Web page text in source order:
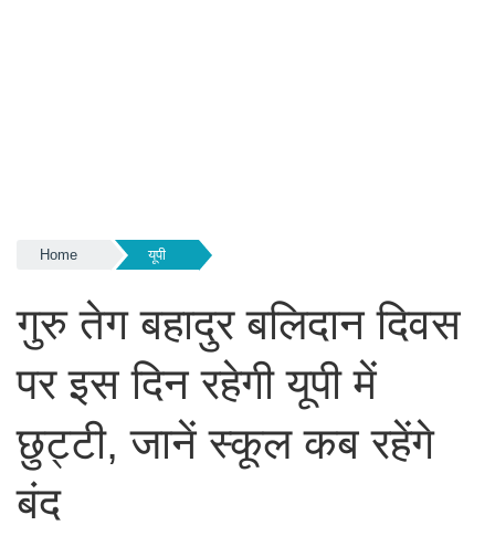
Home यूपी
गुरु तेग बहादुर बलिदान दिवस
पर इस दिन रहेगी यूपी में
छुट्टी, जानें स्कूल कब रहेंगे
बंद